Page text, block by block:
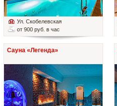
Ул. Скобелевская
от 900 руб. в час
Сауна «Легенда»